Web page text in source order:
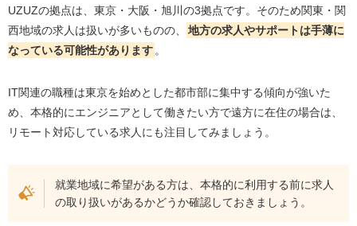
UZUZの拠点は、東京・大阪・旭川の3拠点です。そのため関東・関
西地域の求人は扱いが多いものの、
地方の求人やサポートは手薄に
なっている可能性があります 。
IT関連の職種は東京を始めとした都市部に集中する傾向が強いた
め、本格的にエンジニアとして働きたい方で遠方に在住の場合は、
リモート対応している求人にも注目してみましょう。
就業地域に希望がある方は、本格的に利用する前に求人
の取り扱いがあるかどうか確認しておきましょう。